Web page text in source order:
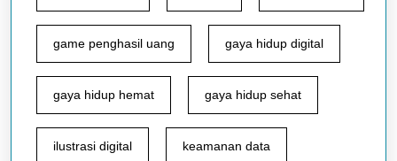
game penghasil uang gaya hidup digital
gaya hidup hemat gaya hidup sehat
ilustrasi digital keamanan data